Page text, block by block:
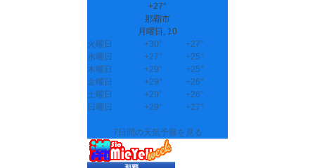
+27°
那覇市
月曜日, 10
火曜日
+30° +27°
水曜日
+27° +25°
木曜日
+29° +25°
金曜日
+29° +26°
土曜日
+29° +26°
日曜日
+29° +27°
7日間の天気予報を見る